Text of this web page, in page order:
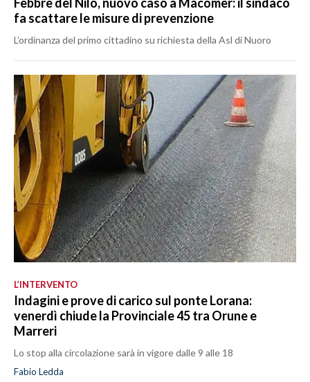
fa scattare le misure di prevenzione
L’ordinanza del primo cittadino su richiesta della Asl di Nuoro
L’INTERVENTO
Indagini e prove di carico sul ponte Lorana:
venerdì chiude la Provinciale 45 tra Orune e
Marreri
Lo stop alla circolazione sarà in vigore dalle 9 alle 18
Fabio Ledda